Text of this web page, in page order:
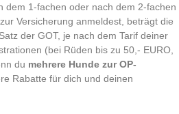
dem 1-fachen oder nach dem 2-fachen
Versicherung anmeldest, beträgt die
der GOT, je nach dem Tarif deiner
(bei Rüden bis zu 50,- EURO,
du mehrere Hunde zur OP-
Rabatte für dich und deinen